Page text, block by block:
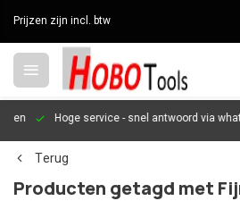
Prijzen zijn incl. btw
Hoge service- snel antwoord via
Terug
Producten getagd met